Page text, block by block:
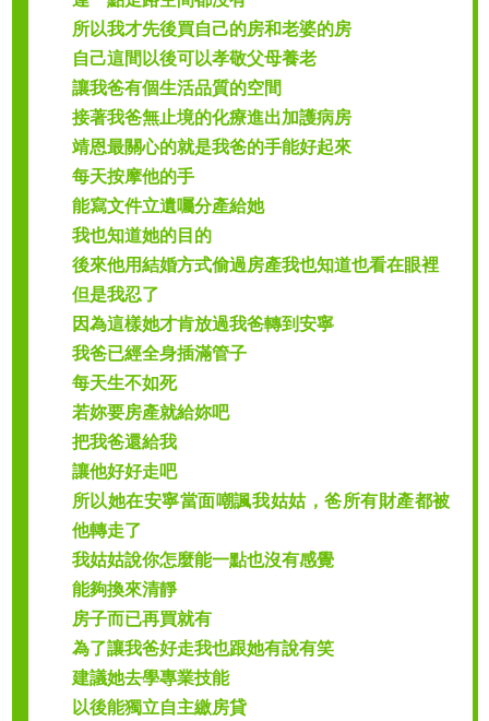
所以我才先後買自己的房和老婆的房
自己這間以後可以孝敬父母養老
讓我爸有個生活品質的空間
接著我爸無止境的化療進出加護病房
靖恩最關心的就是我爸的手能好起來
每天按摩他的手
能寫文件立遺囑分產給她
我也知道她的目的
後來他用結婚方式偷過房產我也知道也看在眼裡
但是我忍了
因為這樣她才肯放過我爸轉到安寧
我爸已經全身插滿管子
每天生不如死
若妳要房產就給妳吧
把我爸還給我
讓他好好走吧
所以她在安寧當面嘲諷我姑姑，爸所有財產都被
他轉走了
我姑姑說你怎麼能一點也沒有感覺
能夠換來清靜
房子而已再買就有
為了讓我爸好走我也跟她有說有笑
建議她去學專業技能
以後能獨立自主繳房貸